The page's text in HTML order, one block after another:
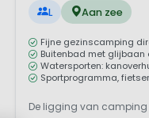
L Aan zee
Fijne gezinscamping
Buitenbad met glijbaan
Watersporten:
Sportprogramma,
De ligging van camping